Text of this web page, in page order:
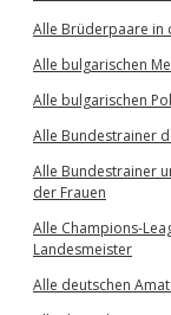
Alle Brüderpaare in
Alle bulgarischen
Alle bulgarischen
Alle Bundestrainer
Alle Bundestrainer
der Frauen
Alle Champions-
Landesmeister
Alle deutschen